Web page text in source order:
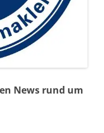
News rund um